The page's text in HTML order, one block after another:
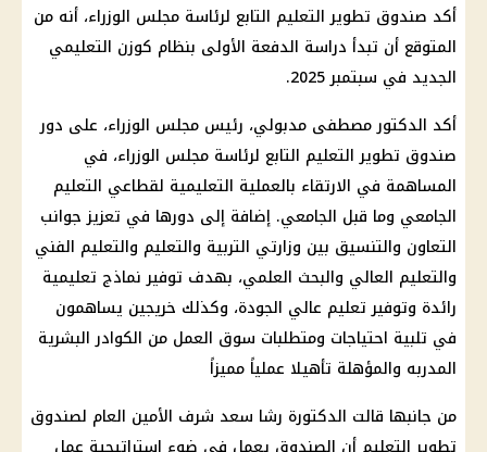
أكد صندوق تطوير التعليم التابع لرئاسة مجلس الوزراء، أنه من
المتوقع أن تبدأ دراسة الدفعة الأولى بنظام كوزن التعليمي
الجديد في سبتمبر 2025.
أكد الدكتور مصطفى مدبولي، رئيس مجلس الوزراء، على دور
صندوق تطوير التعليم التابع لرئاسة مجلس الوزراء، في
المساهمة في الارتقاء بالعملية التعليمية لقطاعي التعليم
الجامعي وما قبل الجامعي. إضافة إلى دورها في تعزيز جوانب
التعاون والتنسيق بين وزارتي التربية والتعليم والتعليم الفني
والتعليم العالي والبحث العلمي، بهدف توفير نماذج تعليمية
رائدة وتوفير تعليم عالي الجودة، وكذلك خريجين يساهمون
في تلبية احتياجات ومتطلبات سوق العمل من الكوادر البشرية
المدربه والمؤهلة تأهيلا عملياً مميزاً
من جانبها قالت الدكتورة رشا سعد شرف الأمين العام لصندوق